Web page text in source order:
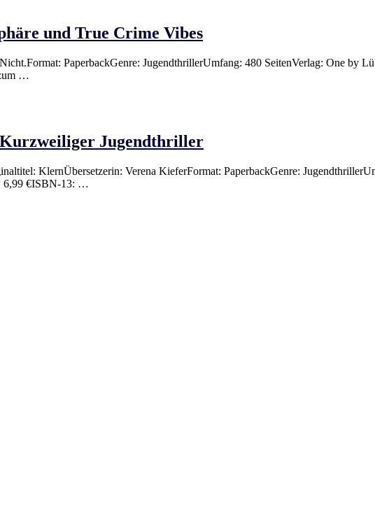
und True Crime Vibes
PaperbackGenre: JugendthrillerUmfang: 480 SeitenVerlag: One by
…
Kurzweiliger Jugendthriller
KlernÜbersetzerin: Verena KieferFormat: PaperbackGenre:
6,99 €ISBN-13: …